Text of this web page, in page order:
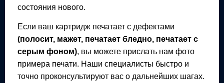
состояния нового.
Если ваш картридж печатает с дефектами
(полосит, мажет, печатает бледно, печатает с
серым фоном), вы можете прислать нам фото
примера печати. Наши специалисты быстро и
точно проконсультируют вас о дальнейших шагах.